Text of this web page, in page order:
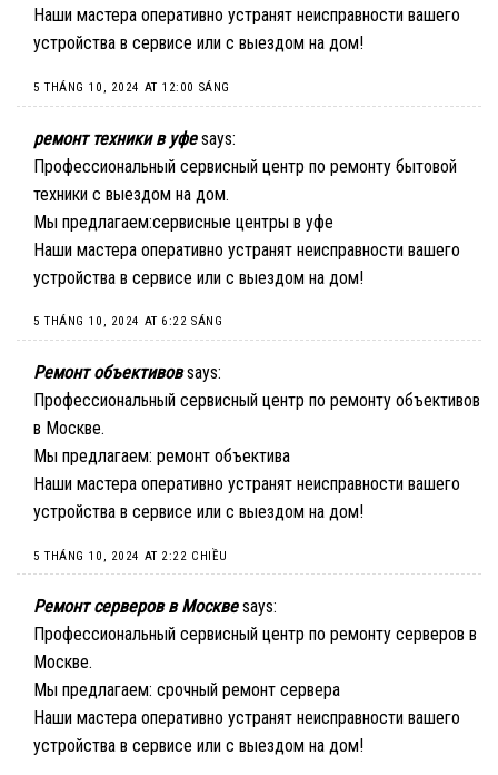
Наши мастера оперативно устранят неисправности вашего
устройства в сервисе или с выездом на дом!
5 THÁNG 10, 2024 AT 12:00 SÁNG
ремонт техники в уфе says:
Профессиональный сервисный центр по ремонту бытовой
техники с выездом на дом.
Мы предлагаем:сервисные центры в уфе
Наши мастера оперативно устранят неисправности вашего
устройства в сервисе или с выездом на дом!
5 THÁNG 10, 2024 AT 6:22 SÁNG
Ремонт объективов says:
Профессиональный сервисный центр по ремонту объективов
в Москве.
Мы предлагаем: ремонт объектива
Наши мастера оперативно устранят неисправности вашего
устройства в сервисе или с выездом на дом!
5 THÁNG 10, 2024 AT 2:22 CHIỀU
Ремонт серверов в Москве says:
Профессиональный сервисный центр по ремонту серверов в
Москве.
Мы предлагаем: срочный ремонт сервера
Наши мастера оперативно устранят неисправности вашего
устройства в сервисе или с выездом на дом!